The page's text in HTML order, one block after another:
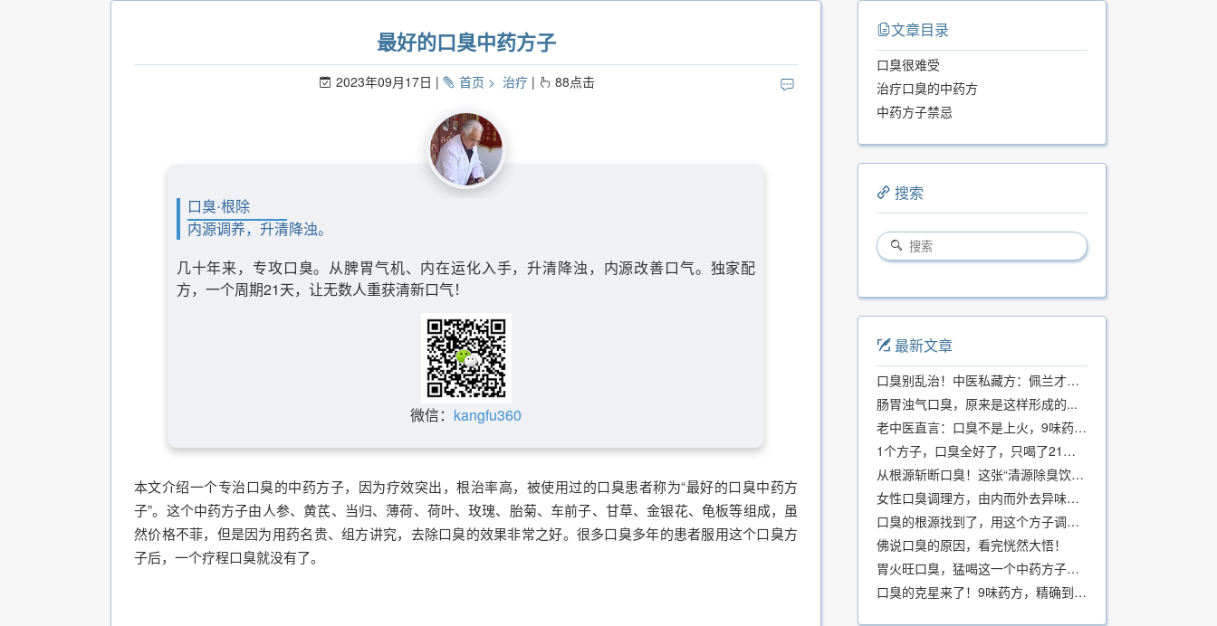
最好的口臭中药方子
2023年09月17日 首页 治疗 88点击
口臭·根除
内源调养，升清降浊。
几十年来，专攻口臭。从脾胃气机、内在运化入手，升清降浊，内源改善口气。独家配
方，一个周期21天，让无数人重获清新口气！
微信： kangfu360
本文介绍一个专治口臭的中药方子，因为疗效突出，根治率高，被使用过的口臭患者称为“最好的口臭中药方
子”。这个中药方子由人参、黄芪、当归、薄荷、荷叶、玫瑰、胎菊、车前子、甘草、金银花、龟板等组成，虽
然价格不菲，但是因为用药名贵、组方讲究，去除口臭的效果非常之好。很多口臭多年的患者服用这个口臭方
子后，一个疗程口臭就没有了。
文章目录
口臭很难受
治疗口臭的中药方
中药方子禁忌
搜索
最新文章
口臭别乱治！中医私藏方：佩兰才是口气克星，喝一周就清爽
肠胃浊气口臭，原来是这样形成的...
老中医直言：口臭不是上火，9味药食同源方，21天根除不反复
1个方子，口臭全好了，只喝了21天！
从根源斩断口臭！这张“清源除臭饮”方子，我用了几十年，效果真不错
女性口臭调理方，由内而外去异味，女性体质专用！
口臭的根源找到了，用这个方子调理，21天口吐芬芳！
佛说口臭的原因，看完恍然大悟！
胃火旺口臭，猛喝这一个中药方子就好了！
口臭的克星来了！9味药方，精确到克、药食同源、安全有效，速看！